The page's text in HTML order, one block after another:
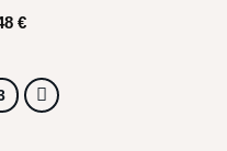
€